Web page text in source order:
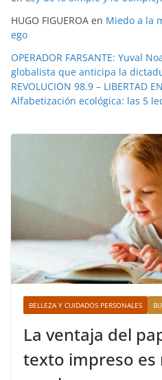
HUGO FIGUEROA en Miedo a la
ego
OPERADOR FARSANTE: Yuval
globalista que anticipa la
REVOLUCION 98.9 – LIBERTAD
Alfabetización ecológica: las 5
BELLEZA Y CUIDADOS PERSONALES
La ventaja del
texto impreso es